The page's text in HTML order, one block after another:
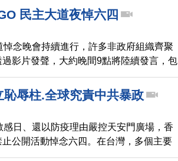
館的微博發出燭光照片，卻遭過濾刪
民主大道夜悼六四
念晚會持續進行，許多非政府組織齊聚
影片發聲，大約晚間9點將陸續發言，包
祖黨部主委李問、立法委員趙天麟與洪
黨籍立委林昶佐；社民黨市議員苗博
都聲明關心六四。馬上看到現場畫面。
辱柱.全球究責中共暴政
日、還以防疫理由嚴控天安門廣場，香
公開活動悼念六四。在台灣，多個主要
堂民主大道，舉辦六四系列活動，主題